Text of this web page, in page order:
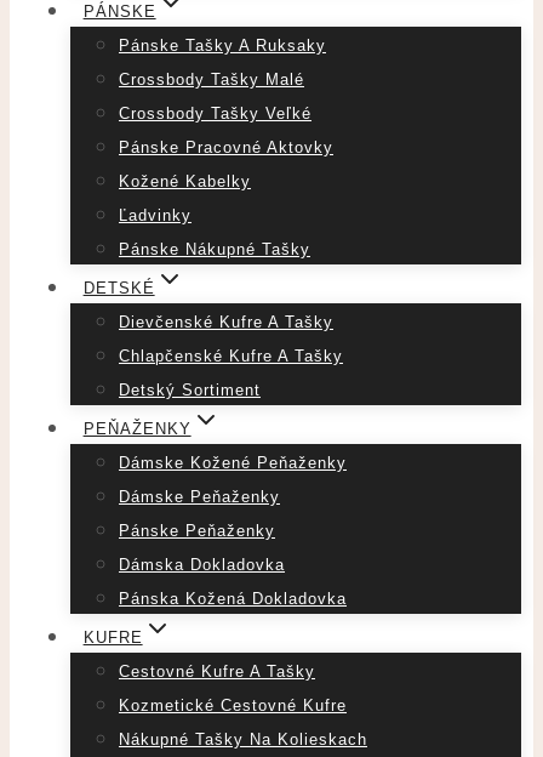
PÁNSKE
Pánske Tašky A Ruksaky
Crossbody Tašky Malé
Crossbody Tašky Veľké
Pánske Pracovné Aktovky
Kožené Kabelky
Ľadvinky
Pánske Nákupné Tašky
DETSKÉ
Dievčenské Kufre A Tašky
Chlapčenské Kufre A Tašky
Detský Sortiment
PEŇAŽENKY
Dámske Kožené Peňaženky
Dámske Peňaženky
Pánske Peňaženky
Dámska Dokladovka
Pánska Kožená Dokladovka
KUFRE
Cestovné Kufre A Tašky
Kozmetické Cestovné Kufre
Nákupné Tašky Na Kolieskach